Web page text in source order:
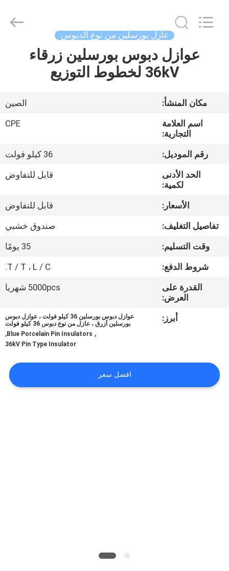
مسكن
معلومات
جولة
المعمل
مراقبة
الجودة
اتصل
خريطة
الموقع
Electric
Co.,Ltd..
عازل بورسلين من نوع الدبوس
عوازل دبوس بورسلين زرقاء
36kV لخطوط التوزيع
مكان المنشأ:
الصين
اسم العلامة
التجارية:
CPE
رقم الموديل:
36 كيلو فولت
الحد الأدنى
لكمية:
قابل للتفاوض
الأسعار:
قابل للتفاوض
تفاصيل التغليف:
صندوق خشبي
وقت التسليم:
35 يومًا
شروط الدفع:
T / T ، L / C.
القدرة على
العرض:
5000pcs شهريا
أبرز:
عوازل دبوس بورسلين 36 كيلو فولت ، عوازل دبوس
بورسلين أزرق ، عازل من نوع دبوس 36 كيلو فولت
,
Blue Porcelain Pin Insulators
,
36kV Pin Type Insulator
افضل سعر